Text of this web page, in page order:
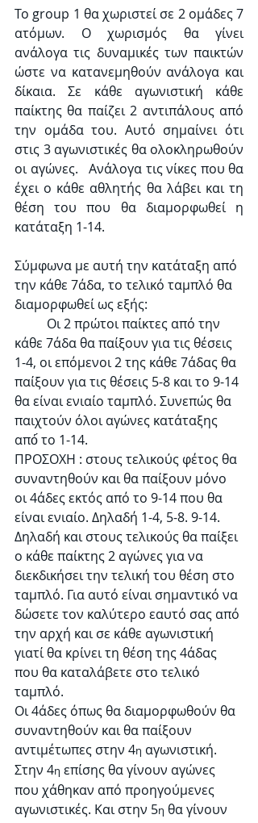
Το group 1 θα χωριστεί σε 2 ομάδες 7
ατόμων. Ο χωρισμός θα γίνει
ανάλογα τις δυναμικές των παικτών
ώστε να κατανεμηθούν ανάλογα και
δίκαια. Σε κάθε αγωνιστική κάθε
παίκτης θα παίζει 2 αντιπάλους από
την ομάδα του. Αυτό σημαίνει ότι
στις 3 αγωνιστικές θα ολοκληρωθούν
οι αγώνες.   Ανάλογα τις νίκες που θα
έχει ο κάθε αθλητής θα λάβει και τη
θέση του που θα διαμορφωθεί η
κατάταξη 1-14.
Σύμφωνα με αυτή την κατάταξη από
την κάθε 7άδα, το τελικό ταμπλό θα
διαμορφωθεί ως εξής:
κάθε 7άδα θα παίξουν για τις θέσεις
1-4, οι επόμενοι 2 της κάθε 7άδας θα
παίξουν για τις θέσεις 5-8 και το 9-14
θα είναι ενιαίο ταμπλό. Συνεπώς θα
παιχτούν όλοι αγώνες κατάταξης
από́ το 1-14.
ΠΡΟΣΟΧΗ : στους τελικούς φέτος θα
συναντηθούν και θα παίξουν μόνο
οι 4άδες εκτός από το 9-14 που θα
είναι ενιαίο. Δηλαδή 1-4, 5-8. 9-14.
Δηλαδή και στους τελικούς θα παίξει
ο κάθε παίκτης 2 αγώνες για να
διεκδικήσει την τελική του θέση στο
ταμπλό. Για αυτό είναι σημαντικό να
δώσετε τον καλύτερο εαυτό σας από
την αρχή και σε κάθε αγωνιστική
γιατί θα κρίνει τη θέση της 4άδας
που θα καταλάβετε στο τελικό
ταμπλό.
Οι 4άδες όπως θα διαμορφωθούν θα
συναντηθούν και θα παίξουν
αντιμέτωπες στην 4η αγωνιστική.
Στην 4η επίσης θα γίνουν αγώνες
που χάθηκαν από προηγούμενες
αγωνιστικές. Και στην 5η θα γίνουν